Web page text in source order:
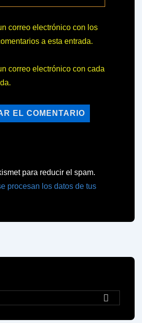
correo electrónico con los
a esta entrada.
correo electrónico con cada
para reducir el spam.
procesan los datos de tus